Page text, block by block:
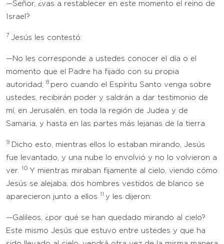
—Señor, ¿vas a restablecer en este momento el reino de
Israel?
7 Jesús les contestó:
—No les corresponde a ustedes conocer el día o el
momento que el Padre ha fijado con su propia
autoridad; 8 pero cuando el Espíritu Santo venga sobre
ustedes, recibirán poder y saldrán a dar testimonio de
mí, en Jerusalén, en toda la región de Judea y de
Samaria, y hasta en las partes más lejanas de la tierra.
9
Dicho esto, mientras ellos lo estaban mirando, Jesús
fue levantado, y una nube lo envolvió y no lo volvieron a
ver.
10 Y mientras miraban fijamente al cielo, viendo cómo
Jesús se alejaba, dos hombres vestidos de blanco se
aparecieron junto a ellos
y les dijeron:
—Galileos, ¿por qué se han quedado mirando al cielo?
Este mismo Jesús que estuvo entre ustedes y que ha